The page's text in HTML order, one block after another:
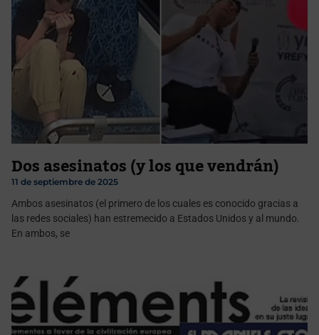
Dos asesinatos (y los que vendrán)
11 de septiembre de 2025
Ambos asesinatos (el primero de los cuales es conocido gracias a
las redes sociales) han estremecido a Estados Unidos y al mundo.
En ambos, se